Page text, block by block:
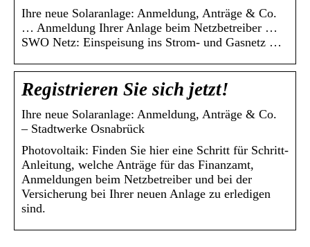
Ihre neue Solaranlage: Anmeldung, Anträge & Co.
… Anmeldung Ihrer Anlage beim Netzbetreiber …
SWO Netz: Einspeisung ins Strom- und Gasnetz …
Registrieren Sie sich jetzt!
Ihre neue Solaranlage: Anmeldung, Anträge & Co.
– Stadtwerke Osnabrück
Photovoltaik: Finden Sie hier eine Schritt für Schritt-
Anleitung, welche Anträge für das Finanzamt,
Anmeldungen beim Netzbetreiber und bei der
Versicherung bei Ihrer neuen Anlage zu erledigen
sind.